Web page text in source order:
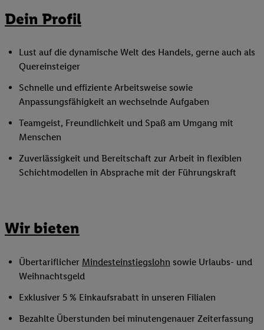
Dein Profil
Lust auf die dynamische Welt des Handels, gerne auch als
Quereinsteiger
Schnelle und effiziente Arbeitsweise sowie
Anpassungsfähigkeit an wechselnde Aufgaben
Teamgeist, Freundlichkeit und Spaß am Umgang mit
Menschen
Zuverlässigkeit und Bereitschaft zur Arbeit in flexiblen
Schichtmodellen in Absprache mit der Führungskraft
Wir bieten
Übertariflicher Mindesteinstiegslohn sowie Urlaubs- und
Weihnachtsgeld
Exklusiver 5 % Einkaufsrabatt in unseren Filialen
Bezahlte Überstunden bei minutengenauer Zeiterfassung